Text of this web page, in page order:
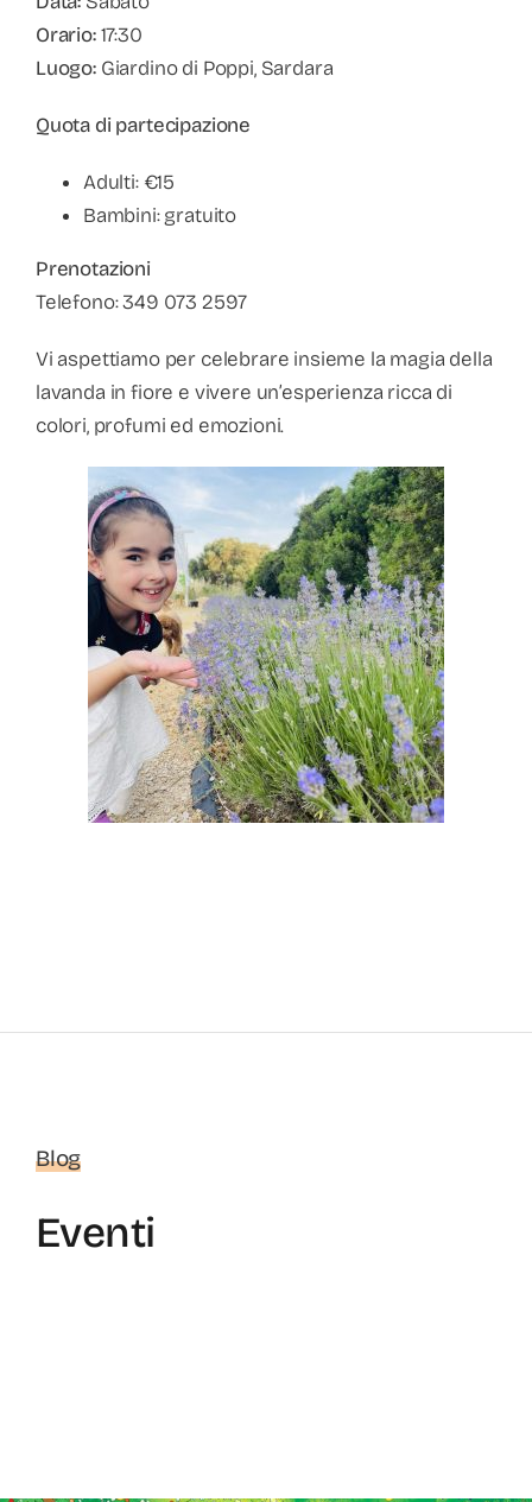
Orario:17:30
Luogo:Giardino di Poppi, Sardara
Quota di partecipazione
Adulti: €15
Bambini: gratuito
Prenotazioni
Telefono: 349 073 2597
Vi aspettiamo per celebrare insieme la magia della
lavanda in fiore e vivere un’esperienza ricca di
colori, profumi ed emozioni.
Blog
Eventi